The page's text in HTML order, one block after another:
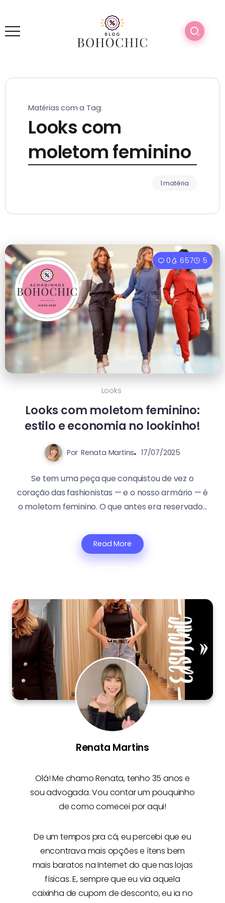
Matérias com a Tag:
Looks com
moletom feminino
1 matéria
0 657 5
Looks
Looks com moletom feminino:
estilo e economia no lookinho!
Por Renata Martins 17/07/2025
Se tem uma peça que conquistou de vez o
coração das fashionistas — e o nosso armário — é
o moletom feminino. O que antes era reservado...
Read More
Renata Martins
Olá! Me chamoRenata, tenho 35 anos e
sou advogada. Vou contar um pouquinho
de como comecei por aqui!
De um tempos pra cá, eu percebi que eu
encontrava mais opções e ítens bem
mais baratos na Internetdo que nas lojas
físicas. E, sempre que eu via aquela
caixinha de cupom de desconto, eu ia no